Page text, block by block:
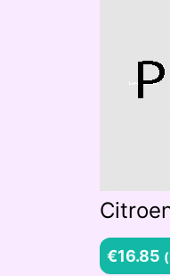
€16.85